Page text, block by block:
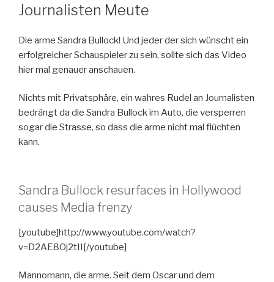
Journalisten Meute
Die arme Sandra Bullock! Und jeder der sich wünscht ein
erfolgreicher Schauspieler zu sein, sollte sich das Video
hier mal genauer anschauen.
Nichts mit Privatsphäre, ein wahres Rudel an Journalisten
bedrängt da die Sandra Bullock im Auto, die versperren
sogar die Strasse, so dass die arme nicht mal flüchten
kann.
Sandra Bullock resurfaces in Hollywood
causes Media frenzy
[youtube]http://www.youtube.com/watch?
v=D2AE8Oj2tII[/youtube]
Mannomann, die arme. Seit dem Oscar und dem